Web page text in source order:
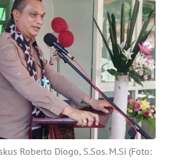
Roberto Diogo, S.Sos. M.Si (Foto: